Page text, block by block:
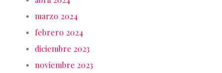
marzo 2024
febrero 2024
diciembre 2023
noviembre 2023